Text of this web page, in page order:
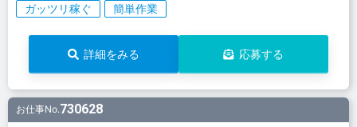
ガッツリ稼ぐ
簡単作業
詳細をみる 応募する
お仕事No.730628